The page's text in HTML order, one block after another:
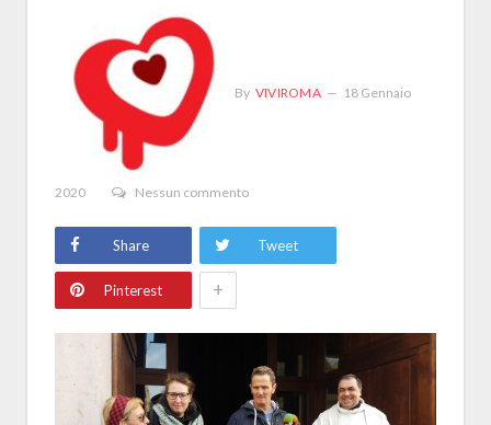
By VIVIROMA 18 Gennaio
2020 Nessun commento
Share Tweet
Pinterest +